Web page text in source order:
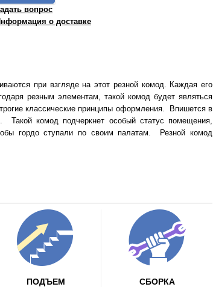
вопрос
о доставке
при взгляде на этот резной комод. Каждая его
резным элементам, такой комод будет являться
классические принципы оформления. Впишется в
Такой комод подчеркнет особый статус помещения,
гордо ступали по своим палатам. Резной комод
ПОДЪЕМ СБОРКА